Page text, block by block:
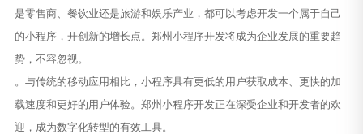
是零售商、餐饮业还是旅游和娱乐产业，都可以考虑开发一个属于自己
的小程序，开创新的增长点。郑州小程序开发将成为企业发展的重要趋
势，不容忽视。
。与传统的移动应用相比，小程序具有更低的用户获取成本、更快的加
载速度和更好的用户体验。郑州小程序开发正在深受企业和开发者的欢
迎，成为数字化转型的有效工具。